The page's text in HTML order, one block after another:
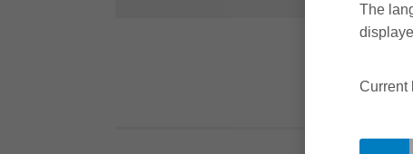
The
Current